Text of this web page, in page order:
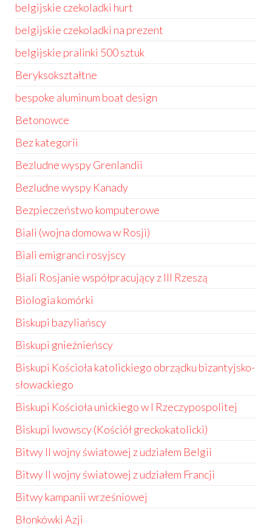
belgijskie czekoladki hurt
belgijskie czekoladki na prezent
belgijskie pralinki 500 sztuk
Beryksokształtne
bespoke aluminum boat design
Betonowce
Bez kategorii
Bezludne wyspy Grenlandii
Bezludne wyspy Kanady
Bezpieczeństwo komputerowe
Biali (wojna domowa w Rosji)
Biali emigranci rosyjscy
Biali Rosjanie współpracujący z III Rzeszą
Biologia komórki
Biskupi bazyliańscy
Biskupi gnieźnieńscy
Biskupi Kościoła katolickiego obrządku bizantyjsko-
słowackiego
Biskupi Kościoła unickiego w I Rzeczypospolitej
Biskupi lwowscy (Kościół greckokatolicki)
Bitwy II wojny światowej z udziałem Belgii
Bitwy II wojny światowej z udziałem Francji
Bitwy kampanii wrześniowej
Błonkówki Azji